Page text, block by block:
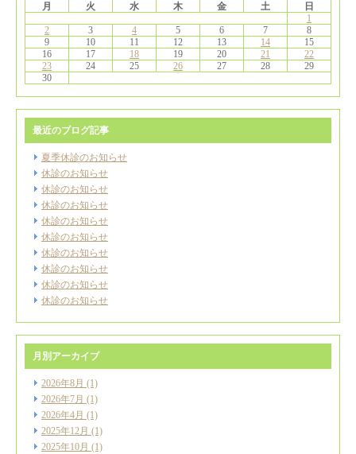
月
火 水 木 金 土
日
1
2
3 4 5 6 7
8
9
10 11 12 13 14
15
16
17 18 19 20 21
22
23
24 25 26 27 28
29
30
最近のブログ記事
夏季休診のお知らせ
休診のお知らせ
休診のお知らせ
休診のお知らせ
休診のお知らせ
休診のお知らせ
休診のお知らせ
休診のお知らせ
休診のお知らせ
休診のお知らせ
月別アーカイブ
2026年8月 (1)
2026年7月 (1)
2026年4月 (1)
2025年12月 (1)
2025年10月 (1)